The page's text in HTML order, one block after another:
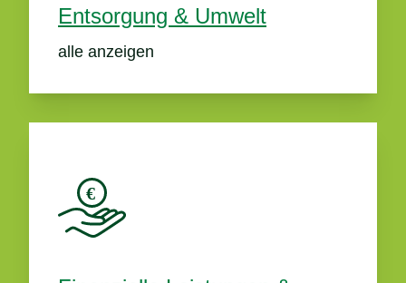
Entsorgung & Umwelt
alle anzeigen